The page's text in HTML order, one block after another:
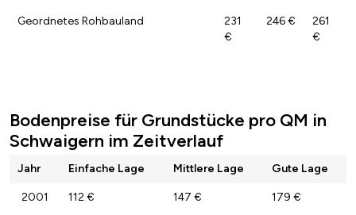
Geordnetes Rohbauland
231
€
246 €
261
€
Bodenpreise für Grundstücke pro QM in
Schwaigern im Zeitverlauf
Jahr Einfache Lage Mittlere Lage Gute Lage
2001 112 € 147 € 179 €